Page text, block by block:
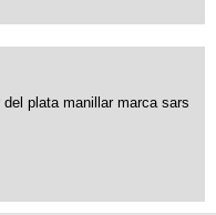
plata manillar marca sars